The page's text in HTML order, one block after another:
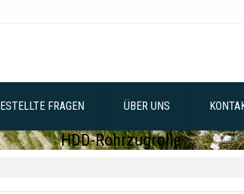
FRAGEN ÜBER UNS
HDD-Rohrzugrolle